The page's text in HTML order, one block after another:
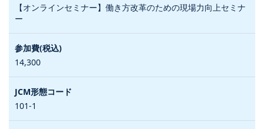
【オンラインセミナー】働き方改革のための現場力向上セミナ
ー
14,300
101-1